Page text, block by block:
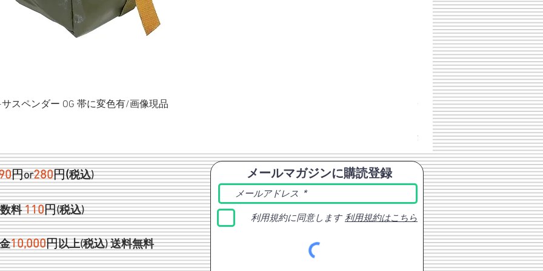
スペンダー OG 帯に変色有/画像現品
チェコスロバキア軍 連邦共
価格
￥398
消費税込み
円or280円(税込)
料110円(税込)
10,000円以上(税込)送料無料
メールマガジンに購読登録
利用規約に同意します 利用規約はこちら